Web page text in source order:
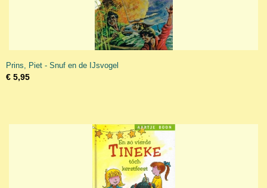
Prins, Piet - Snuf en de IJsvogel
€ 5,95